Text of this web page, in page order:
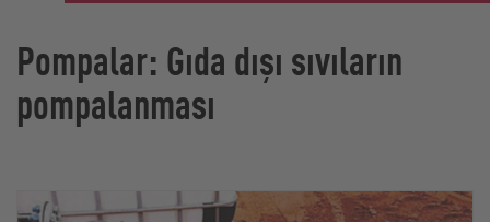
Pompalar: Gıda dışı sıvıların
pompalanması